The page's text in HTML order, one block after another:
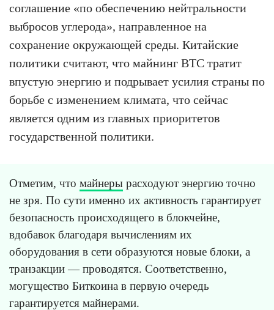
соглашение «по обеспечению нейтральности
выбросов углерода», направленное на
сохранение окружающей среды. Китайские
политики считают, что майнинг BTC тратит
впустую энергию и подрывает усилия страны по
борьбе с изменением климата, что сейчас
является одним из главных приоритетов
государственной политики.
Отметим, что майнеры расходуют энергию точно
не зря. По сути именно их активность гарантирует
безопасность происходящего в блокчейне,
вдобавок благодаря вычислениям их
оборудования в сети образуются новые блоки, а
транзакции — проводятся. Соответственно,
могущество Биткоина в первую очередь
гарантируется майнерами.